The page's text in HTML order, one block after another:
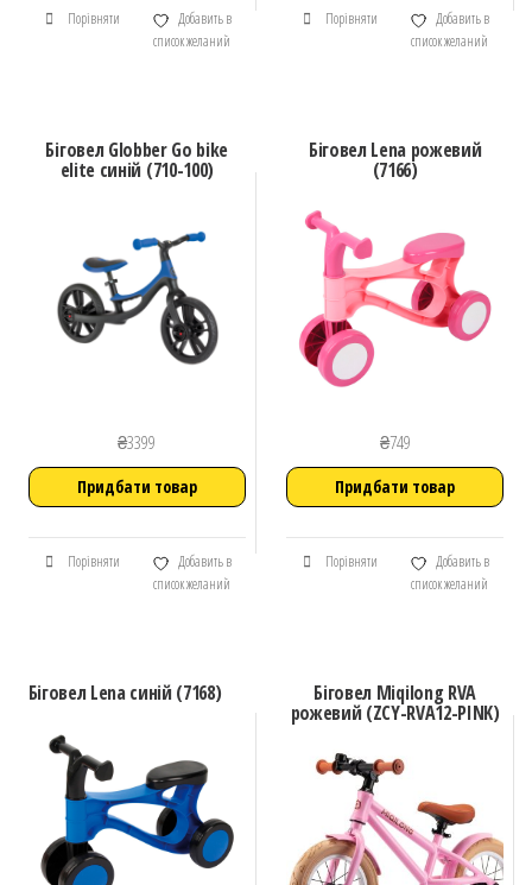
Порівняти
Добавить в
список желаний
Порівняти
Добавить в
список желаний
Біговел ​Globber Go bike
elite синій (710-100)
₴3399
Придбати товар
Порівняти
Добавить в
список желаний
Біговел Lena рожевий
(7166)
₴749
Придбати товар
Порівняти
Добавить в
список желаний
Біговел Lena синій (7168) Біговел Miqilong RVA
рожевий (ZCY-RVA12-PINK)